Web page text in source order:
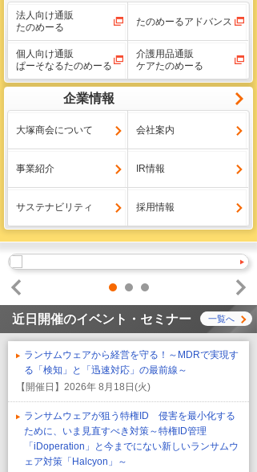
法人向け通販
たのめーる
たのめーるアドバンス
個人向け通販
ぱーそなるたのめーる
介護用品通販
ケアたのめーる
企業情報
大塚商会について 会社案内
事業紹介 IR情報
サステナビリティ 採用情報
1 2
3
Prev
Next
近日開催のイベント・セミナー 一覧へ
ランサムウェアから経営を守る！～MDRで実現す
る「検知」と「迅速対応」の最前線～
【開催日】 2026年 8月18日(火)
ランサムウェアが狙う特権ID 侵害を最小化する
ために、いま見直すべき対策～特権ID管理
「iDoperation」と今までにない新しいランサムウ
ェア対策「Halcyon」～